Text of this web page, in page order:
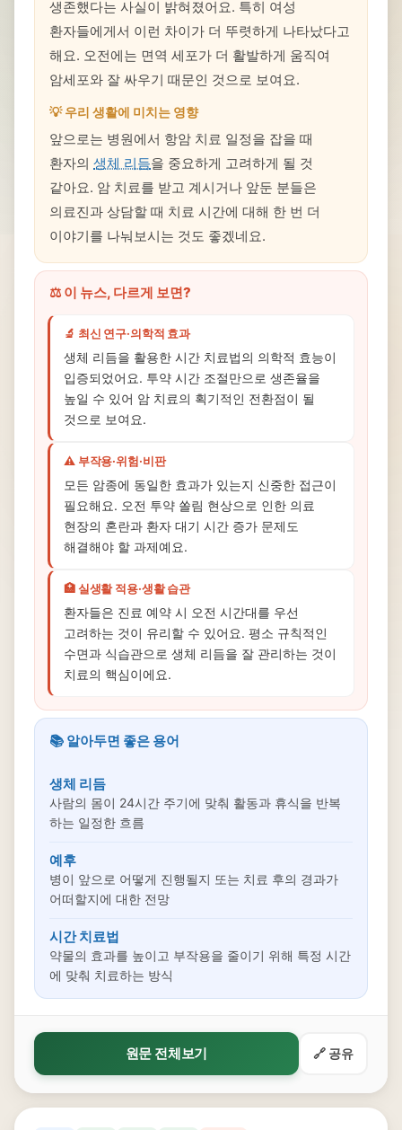
생존했다는 사실이 밝혀졌어요. 특히 여성
환자들에게서 이런 차이가 더 뚜렷하게 나타났다고
해요. 오전에는 면역 세포가 더 활발하게 움직여
암세포와 잘 싸우기 때문인 것으로 보여요.
💡 우리 생활에 미치는 영향
앞으로는 병원에서 항암 치료 일정을 잡을 때
환자의 생체 리듬을 중요하게 고려하게 될 것
같아요. 암 치료를 받고 계시거나 앞둔 분들은
의료진과 상담할 때 치료 시간에 대해 한 번 더
이야기를 나눠보시는 것도 좋겠네요.
⚖️ 이 뉴스, 다르게 보면?
🔬 최신 연구·의학적 효과
생체 리듬을 활용한 시간 치료법의 의학적 효능이
입증되었어요. 투약 시간 조절만으로 생존율을
높일 수 있어 암 치료의 획기적인 전환점이 될
것으로 보여요.
⚠️ 부작용·위험·비판
모든 암종에 동일한 효과가 있는지 신중한 접근이
필요해요. 오전 투약 쏠림 현상으로 인한 의료
현장의 혼란과 환자 대기 시간 증가 문제도
해결해야 할 과제예요.
🏥 실생활 적용·생활 습관
환자들은 진료 예약 시 오전 시간대를 우선
고려하는 것이 유리할 수 있어요. 평소 규칙적인
수면과 식습관으로 생체 리듬을 잘 관리하는 것이
치료의 핵심이에요.
📚 알아두면 좋은 용어
생체 리듬
사람의 몸이 24시간 주기에 맞춰 활동과 휴식을 반복
하는 일정한 흐름
예후
병이 앞으로 어떻게 진행될지 또는 치료 후의 경과가
어떠할지에 대한 전망
시간 치료법
약물의 효과를 높이고 부작용을 줄이기 위해 특정 시간
에 맞춰 치료하는 방식
원문 전체보기 🔗 공유